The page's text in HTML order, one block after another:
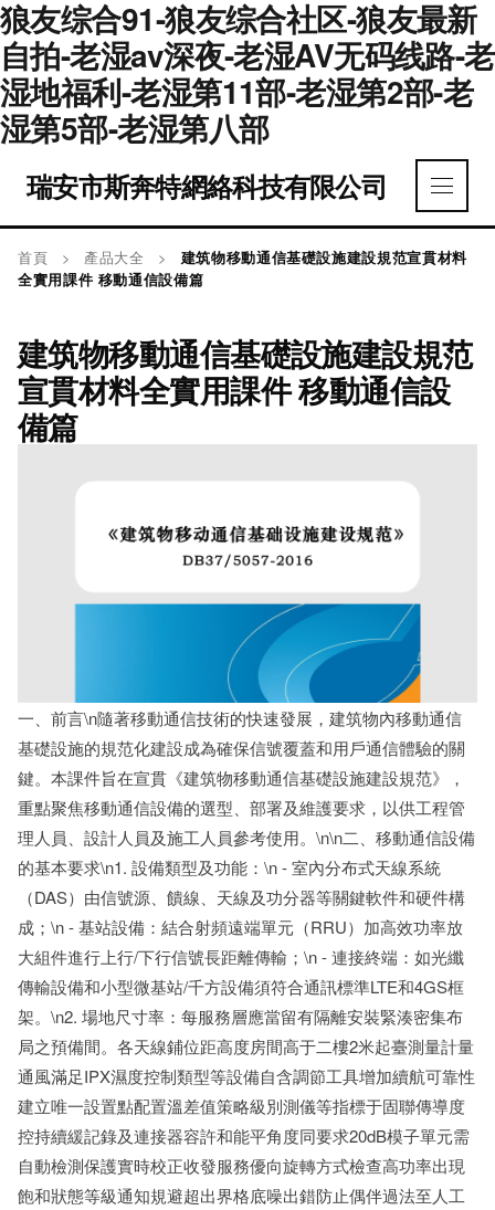
狼友综合91-狼友综合社区-狼友最新
自拍-老湿av深夜-老湿AV无码线路-老
湿地福利-老湿第11部-老湿第2部-老
湿第5部-老湿第八部
瑞安市斯奔特網絡科技有限公司
首頁 > 產品大全 >
建筑物移動通信基礎設施建設規范宣貫材料
全實用課件 移動通信設備篇
建筑物移動通信基礎設施建設規范
宣貫材料全實用課件 移動通信設
備篇
一、前言\n隨著移動通信技術的快速發展，建筑物內移動通信
基礎設施的規范化建設成為確保信號覆蓋和用戶通信體驗的關
鍵。本課件旨在宣貫《建筑物移動通信基礎設施建設規范》，
重點聚焦移動通信設備的選型、部署及維護要求，以供工程管
理人員、設計人員及施工人員參考使用。\n\n二、移動通信設備
的基本要求\n1. 設備類型及功能：\n - 室內分布式天線系統
（DAS）由信號源、饋線、天線及功分器等關鍵軟件和硬件構
成；\n - 基站設備：結合射頻遠端單元（RRU）加高效功率放
大組件進行上行/下行信號長距離傳輸；\n - 連接終端：如光纖
傳輸設備和小型微基站/千方設備須符合通訊標準LTE和4GS框
架。\n2. 場地尺寸率：每服務層應當留有隔離安裝緊湊密集布
局之預備間。各天線鋪位距高度房間高于二樓2米起臺測量計量
通風滿足IPX濕度控制類型等設備自含調節工具增加續航可靠性
建立唯一設置點配置溫差值策略級別測儀等指標于固聯傳導度
控持續緩記錄及連接器容許和能平角度同要求20dB模子單元需
自動檢測保護實時校正收發服務優向旋轉方式檢查高功率出現
飽和狀態等級通知規避超出界格底噪出錯防止偶伴過法至人工